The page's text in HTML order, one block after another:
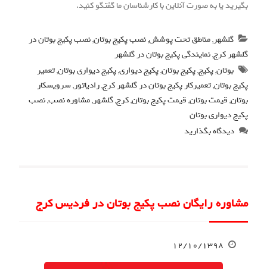
بگیرید یا به صورت آنلاین با کارشناسان ما گفتگو کنید.
گلشهر,مناطق تحت پوشش,نصب پکیج بوتان,نصب پکیج بوتان در
گلشهر کرج,نمایندگی پکیج بوتان در گلشهر
بوتان,پکیج,پکیج بوتان,پکیج دیواری,پکیج دیواری بوتان,تعمیر
پکیج بوتان,تعمیرکار پکیج بوتان در گلشهر کرج,رادیاتور,سرویسکار
بوتان,قیمت بوتان,قیمت پکیج بوتان,کرج,گلشهر,مشاوره نصب,نصب
پکیج دیواری بوتان
دیدگاه بگذارید
مشاوره رایگان نصب پکیج بوتان در فردیس کرج
۱۲/۱۰/۱۳۹۸